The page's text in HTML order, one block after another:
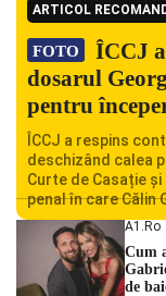
ARTICOL
FOTO
ÎCCJ
dosarul
pentru
ÎCCJ a respins
deschizând calea
Curte de Casație
penal în care Călin
persoane sunt
ordinii
judecătorii de la
A1.ro
Cum
de